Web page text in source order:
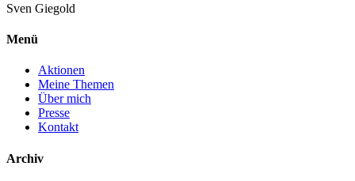
Sven Giegold
Menü
Aktionen
Meine Themen
Über mich
Presse
Kontakt
Archiv